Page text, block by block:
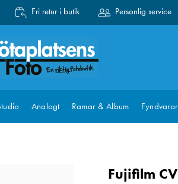
Fri retur i butik Personlig service
Analogt Ramar & Album Fyndvaror
Fujifilm